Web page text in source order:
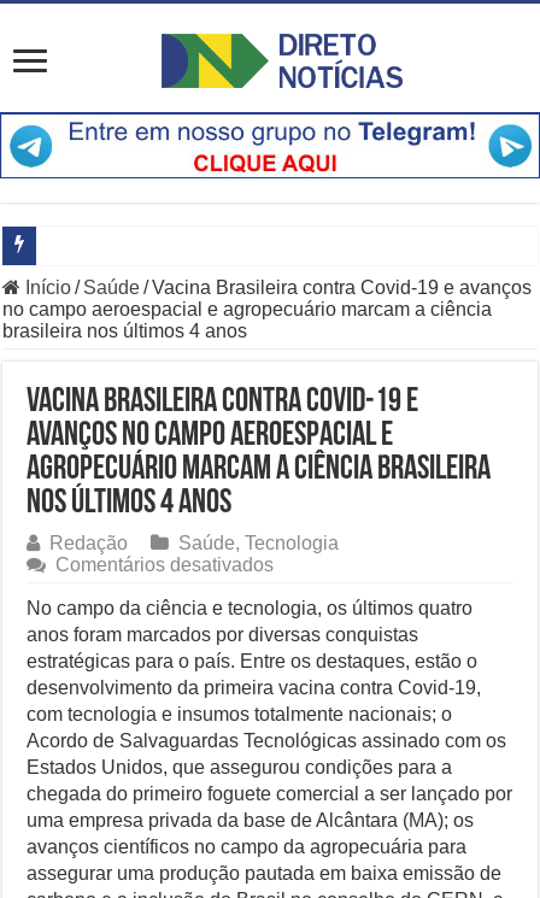
Como Resolver a Dependência dos EUA no Mercado de Polissilício
PCES Age Agora Contra Crime Organizado em Todo o Espírito
Especialistas Revelam Por Que a Bolsa Afasta Estrangeiros Agora
Entrevista com Leandro do Hospital
Saiba Por Que a OpenAI Freou o Desenvolvimento do Modelo Astra
Principais Destaques do Amistoso Bayern x Aston Villa em Hong
O Que Está Por Trás do Escândalo de R$ 308 Mi em MT?
Como Resolver a Crise Diplomática Que Lula e Trump Aprofundam
Especialistas Revelam os Riscos dos Ventos de 76 km/h no Rio
Copom e Itaú Dominam Hoje as Apostas do Mercado Financeiro
Início/ Saúde/Vacina Brasileira contra Covid-19 e avanços
no campo aeroespacial e agropecuário marcam a ciência
brasileira nos últimos 4 anos
Vacina Brasileira contra Covid-19 e
avanços no campo aeroespacial e
agropecuário marcam a ciência brasileira
nos últimos 4 anos
Redação Saúde,Tecnologia
Comentários desativadosem
Brasileira
contra
Covid-
19
e
avanços
no
campo
aeroespacial
e
agropecuário
marcam
a
ciência
No campo da ciência e tecnologia, os últimos quatro
anos foram marcados por diversas conquistas
estratégicas para o país. Entre os destaques, estão o
desenvolvimento da primeira vacina contra Covid-19,
com tecnologia e insumos totalmente nacionais; o
Acordo de Salvaguardas Tecnológicas assinado com os
Estados Unidos, que assegurou condições para a
chegada do primeiro foguete comercial a ser lançado por
uma empresa privada da base de Alcântara (MA); os
avanços científicos no campo da agropecuária para
assegurar uma produção pautada em baixa emissão de